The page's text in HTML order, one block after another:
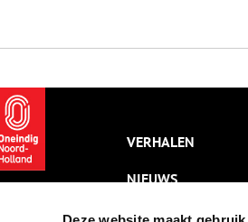
is lastig voor te stellen dat deze
streng gelovige middeleeuwers.
Wat betekenen deze profane
insignes en hoe werden ze
gemaakt?
VERHALEN
NIEUWS
KALENDER